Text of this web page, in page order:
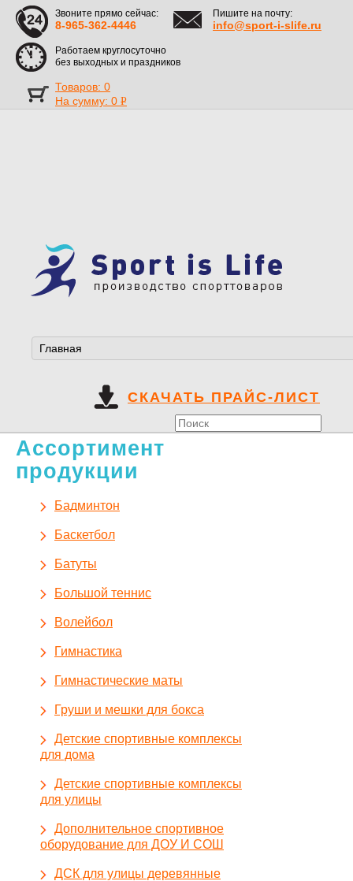
Звоните прямо сейчас:
8-965-362-4446
Пишите на почту:
info@sport-i-slife.ru
Работаем круглосуточно
без выходных и праздников
Товаров: 0
На сумму: 0 Р
СКАЧАТЬ ПРАЙС-ЛИСТ
Ассортимент
продукции
Бадминтон
Баскетбол
Батуты
Большой теннис
Волейбол
Гимнастика
Гимнастические маты
Груши и мешки для бокса
Детские спортивные комплексы
для дома
Детские спортивные комплексы
для улицы
Дополнительное спортивное
оборудование для ДОУ И СОШ
ДСК для улицы деревянные